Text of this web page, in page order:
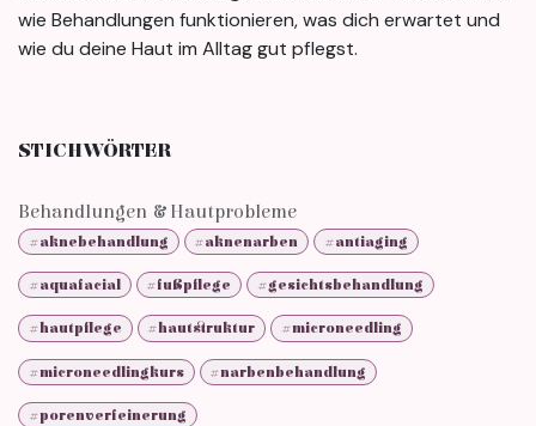
wie Behandlungen funktionieren, was dich erwartet und
wie du deine Haut im Alltag gut pflegst.
STICHWÖRTER
Behandlungen & Hautprobleme
#aknebehandlung #aknenarben #antiaging
#aquafacial #fußpflege #gesichtsbehandlung
#hautpflege #hautstruktur #microneedling
#microneedlingkurs #narbenbehandlung
#porenverfeinerung